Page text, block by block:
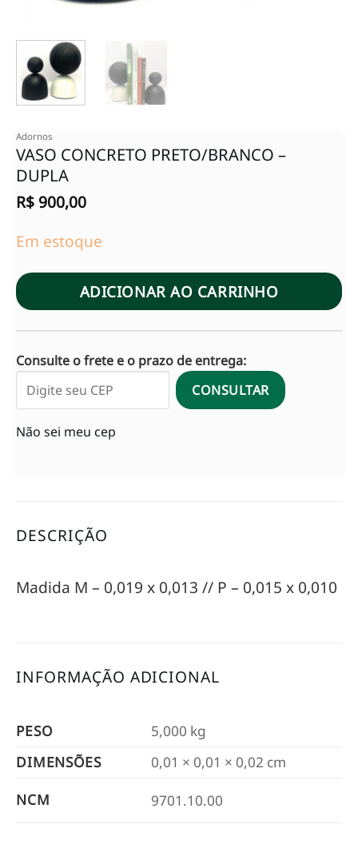
Adornos
VASO CONCRETO PRETO/BRANCO –
DUPLA
R$ 900,00
Em estoque
ADICIONAR AO CARRINHO
Consulte o frete e o prazo de entrega:
CONSULTAR
Não sei meu cep
DESCRIÇÃO
Madida M – 0,019 x 0,013 // P – 0,015 x 0,010
INFORMAÇÃO ADICIONAL
PESO
5,000 kg
DIMENSÕES
0,01 × 0,01 × 0,02 cm
NCM 9701.10.00